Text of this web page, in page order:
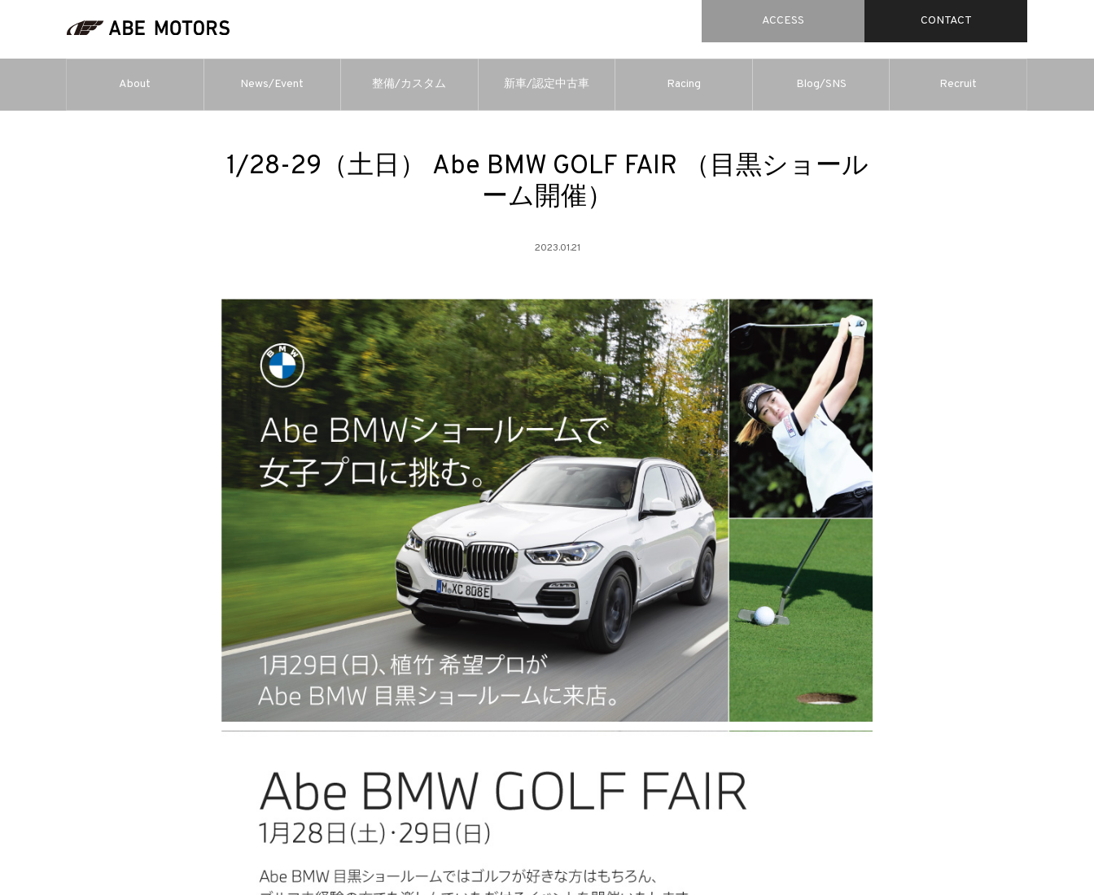
ACCESS CONTACT
About News/Event 整備/カスタム 新車/認定中古車 Racing Blog/SNS Recruit
1/28-29（土日） Abe BMW GOLF FAIR （目黒ショール
ーム開催）
2023.01.21